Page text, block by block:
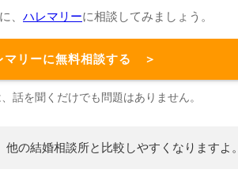
、 ハレマリーに相談してみましょう。
マリーに無料相談する ＞
話を聞くだけでも問題はありません。
の結婚相談所と比較しやすくなりますよ。